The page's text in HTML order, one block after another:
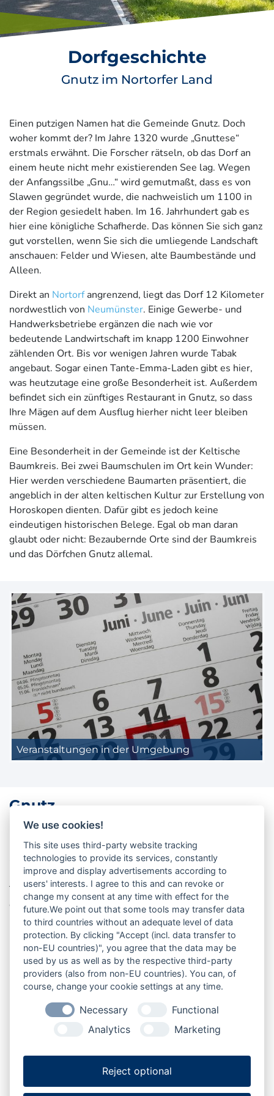
Dorfgeschichte
Gnutz im Nortorfer Land
Einen putzigen Namen hat die Gemeinde Gnutz. Doch
woher kommt der? Im Jahre 1320 wurde „Gnuttese“
erstmals erwähnt. Die Forscher rätseln, ob das Dorf an
einem heute nicht mehr existierenden See lag. Wegen
der Anfangssilbe „Gnu…“ wird gemutmaßt, dass es von
Slawen gegründet wurde, die nachweislich um 1100 in
der Region gesiedelt haben. Im 16. Jahrhundert gab es
hier eine königliche Schafherde. Das können Sie sich ganz
gut vorstellen, wenn Sie sich die umliegende Landschaft
anschauen: Felder und Wiesen, alte Baumbestände und
Alleen.
Direkt an Nortorfangrenzend, liegt das Dorf 12 Kilometer
nordwestlich von Neumünster. Einige Gewerbe- und
Handwerksbetriebe ergänzen die nach wie vor
bedeutende Landwirtschaft im knapp 1200 Einwohner
zählenden Ort. Bis vor wenigen Jahren wurde Tabak
angebaut. Sogar einen Tante-Emma-Laden gibt es hier,
was heutzutage eine große Besonderheit ist. Außerdem
befindet sich ein zünftiges Restaurant in Gnutz, so dass
Ihre Mägen auf dem Ausflug hierher nicht leer bleiben
müssen.
Eine Besonderheit in der Gemeinde ist der Keltische
Baumkreis. Bei zwei Baumschulen im Ort kein Wunder:
Hier werden verschiedene Baumarten präsentiert, die
angeblich in der alten keltischen Kultur zur Erstellung von
Horoskopen dienten. Dafür gibt es jedoch keine
eindeutigen historischen Belege. Egal ob man daran
glaubt oder nicht: Bezaubernde Orte sind der Baumkreis
und das Dörfchen Gnutz allemal.
Veranstaltungen in der Umgebung
Gnutz
Lage in Mittelholstein
Gnutz liegt im Amt Nortorfer Land im Kreis Rendsburg-
Eckernförde in Schleswig-Holstein und gehört zur
Tourismusregion Mittelholstein. Die Gemeinde liegt am
östlichen Rand des Naturparks Aukrug und verbindet
ländliche Umgebung mit guter Erreichbarkeit nach
Nortorf, Rendsburg und Neumünster.
Büdelsdorf
Aukrug
Bordesholm
Hohenwestedt
Fockbek
Jevenstedt
Gnutz
We use cookies!
This site uses third-party website tracking
technologies to provide its services, constantly
improve and display advertisements according to
users' interests. I agree to this and can revoke or
change my consent at any time with effect for the
future.We point out that some tools may transfer data
to third countries without an adequate level of data
protection. By clicking "Accept (incl. data transfer to
non-EU countries)", you agree that the data may be
used by us as well as by the respective third-party
providers (also from non-EU countries). You can, of
course, change your cookie settings at any time.
Necessary
Functional
Analytics
Marketing
Reject optional